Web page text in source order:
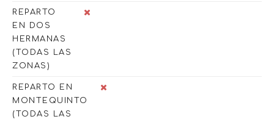
REPARTO
EN DOS
HERMANAS
(TODAS LAS
ZONAS)
REPARTO EN
MONTEQUINTO
(TODAS LAS